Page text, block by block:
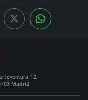
12
Madrid